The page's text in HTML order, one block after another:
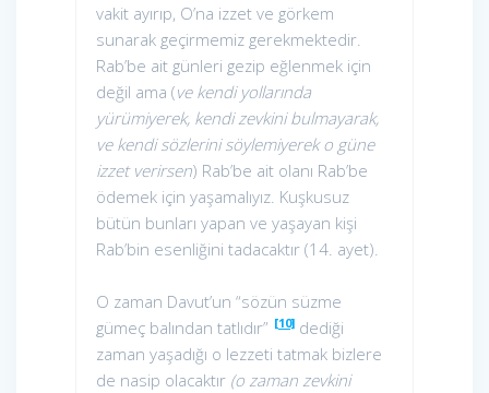
vakit ayırıp, O’na izzet ve görkem
sunarak geçirmemiz gerekmektedir.
Rab’be ait günleri gezip eğlenmek için
değil ama (ve kendi yollarında
yürümiyerek, kendi zevkini bulmayarak,
ve kendi sözlerini söylemiyerek o güne
izzet verirsen) Rab’be ait olanı Rab’be
ödemek için yaşamalıyız. Kuşkusuz
bütün bunları yapan ve yaşayan kişi
Rab’bin esenliğini tadacaktır (14. ayet).
O zaman Davut’un “sözün süzme
gümeç balından tatlıdır” [10]dediği
zaman yaşadığı o lezzeti tatmak bizlere
de nasip olacaktır (o zaman zevkini